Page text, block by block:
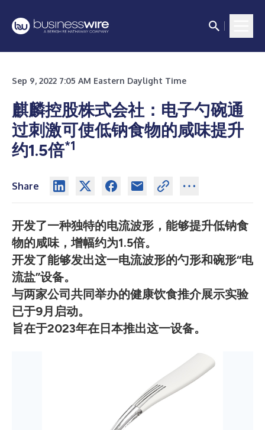
Sep 9, 2022 7:05 AM Eastern Daylight Time
麒麟控股株式会社：电子勺碗通
过刺激可使低钠食物的咸味提升
约1.5倍*1
Share
开发了一种独特的电流波形，能够提升低钠食
物的咸味，增幅约为1.5倍。
开发了能够发出这一电流波形的勺形和碗形“电
流盐”设备。
与两家公司共同举办的健康饮食推介展示实验
已于9月启动。
旨在于2023年在日本推出这一设备。